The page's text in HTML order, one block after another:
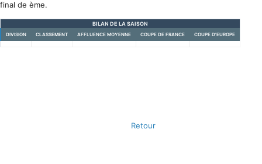
final de ème.
BILAN DE LA SAISON
DIVISION CLASSEMENT AFFLUENCE MOYENNE COUPE DE FRANCE COUPE D'EUROPE
Retour